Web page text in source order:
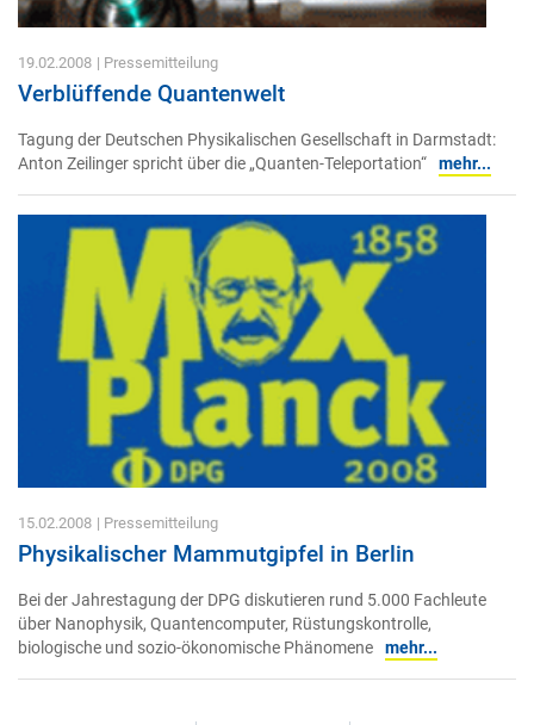
19.02.2008 | Pressemitteilung
Verblüffende Quantenwelt
Tagung der Deutschen Physikalischen Gesellschaft in Darmstadt:
Anton Zeilinger spricht über die „Quanten-Teleportation“ mehr...
15.02.2008 | Pressemitteilung
Physikalischer Mammutgipfel in Berlin
Bei der Jahrestagung der DPG diskutieren rund 5.000 Fachleute
über Nanophysik, Quantencomputer, Rüstungskontrolle,
biologische und sozio-ökonomische Phänomene mehr...